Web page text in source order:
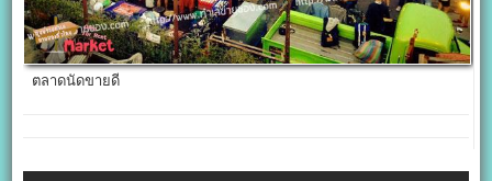
ตลาดนัดขายดี